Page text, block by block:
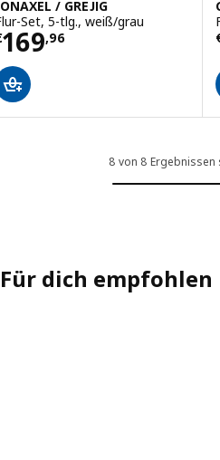
/ GREJIG
Set, 5-tlg., weiß/grau
169,96
€ 169,96
8 von 8 Ergebnissen
Für dich empfohlen